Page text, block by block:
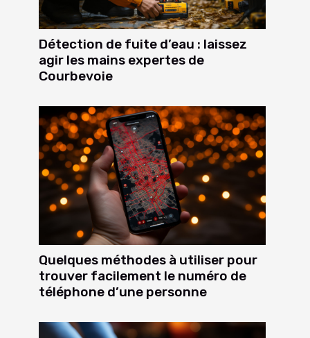
Détection de fuite d’eau : laissez
agir les mains expertes de
Courbevoie
Quelques méthodes à utiliser pour
trouver facilement le numéro de
téléphone d’une personne